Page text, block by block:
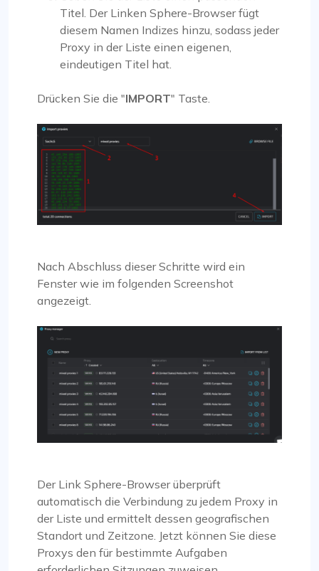
Titel. Der Linken Sphere-Browser fügt
diesem Namen Indizes hinzu, sodass jeder
Proxy in der Liste einen eigenen,
eindeutigen Titel hat.
Drücken Sie die "IMPORT" Taste.
Nach Abschluss dieser Schritte wird ein
Fenster wie im folgenden Screenshot
angezeigt.
Der Link Sphere-Browser überprüft
automatisch die Verbindung zu jedem Proxy in
der Liste und ermittelt dessen geografischen
Standort und Zeitzone. Jetzt können Sie diese
Proxys den für bestimmte Aufgaben